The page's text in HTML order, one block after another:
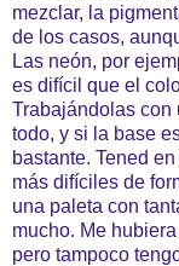
mezclar, la
de los casos,
Las neón, por
es difícil que el
Trabajándolas con
todo, y si la base
bastante. Tened
más difíciles de
una paleta con
mucho. Me
pero tampoco